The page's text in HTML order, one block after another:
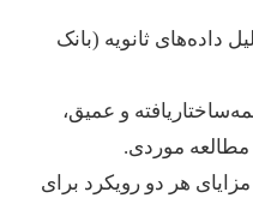
داده‌های ثانویه (بانک
و عمیق،
مطالعه موردی.
هر دو رویکرد برای